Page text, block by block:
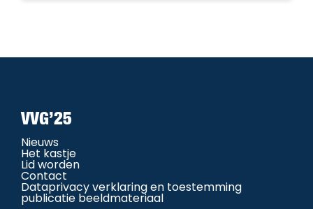
VVG’25
Nieuws
Het kastje
Lid worden
Contact
Dataprivacy verklaring en toestemming
publicatie beeldmateriaal